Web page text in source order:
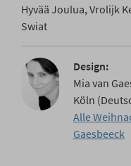
Hyvää Joulua, Vrolijk
Swiat
Design:
Mia van
Köln
Alle
Gaesbeeck